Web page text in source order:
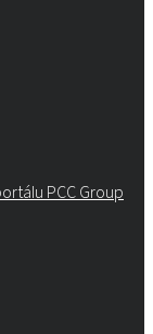
PCC Group